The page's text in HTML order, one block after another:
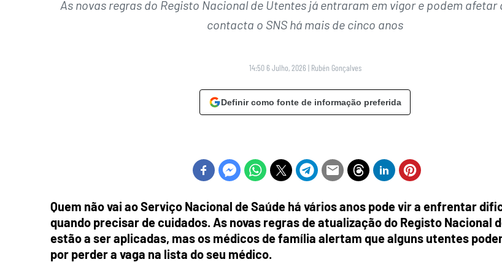
As novas regras do Registo Nacional de Utentes já entraram em vigor e podem afetar
contacta o SNS há mais de cinco anos
14:50 6 Julho, 2026 | Rubén Gonçalves
Definir como fonte de informação preferida
Quem não vai ao Serviço Nacional de Saúde há vários anos pode vir a enfrentar
quando precisar de cuidados. As novas regras de atualização do Registo Nacional
estão a ser aplicadas, mas os médicos de família alertam que alguns utentes
por perder a vaga na lista do seu médico.